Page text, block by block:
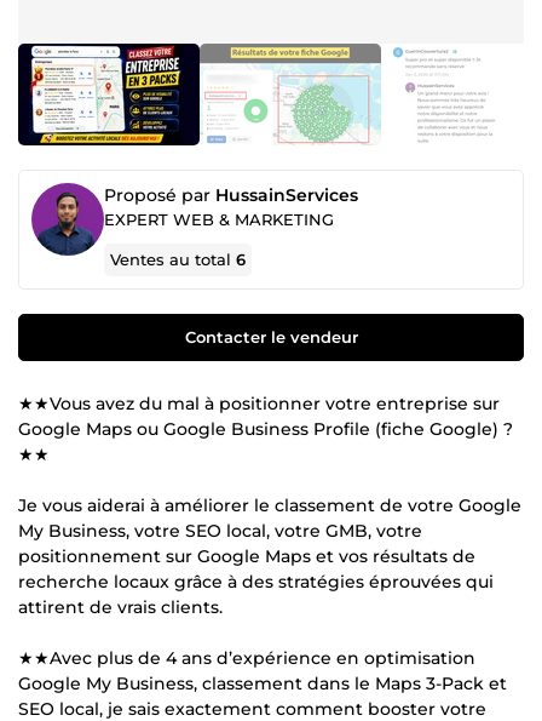
Proposé par HussainServices
EXPERT WEB & MARKETING
Ventes au total6
Contacter le vendeur
★★Vous avez du mal à positionner votre entreprise sur
Google Maps ou Google Business Profile (fiche Google) ?
★★
Je vous aiderai à améliorer le classement de votre Google
My Business, votre SEO local, votre GMB, votre
positionnement sur Google Maps et vos résultats de
recherche locaux grâce à des stratégies éprouvées qui
attirent de vrais clients.
★★Avec plus de 4 ans d’expérience en optimisation
Google My Business, classement dans le Maps 3-Pack et
SEO local, je sais exactement comment booster votre